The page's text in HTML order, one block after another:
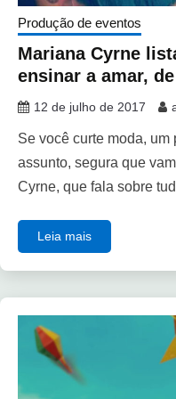
Produção de eventos
Mariana Cyrne
ensinar a amar,
12 de julho de 2017
Se você curte moda, um
assunto, segura que
Cyrne, que fala sobre
Leia mais